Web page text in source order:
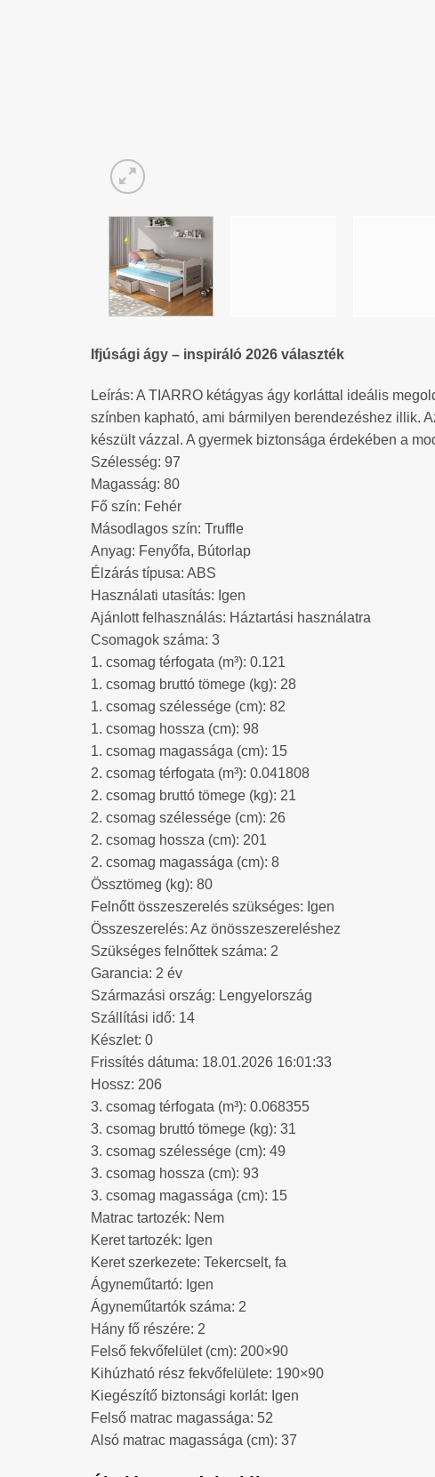
Ifjúsági ágy – inspiráló 2026 választék
Leírás: A TIARRO kétágyas ágy korláttal ideális
színben kapható, ami bármilyen berendezéshez illik.
készült vázzal. A gyermek biztonsága érdekében a
Szélesség: 97
Magasság: 80
Fő szín: Fehér
Másodlagos szín: Truffle
Anyag: Fenyőfa, Bútorlap
Élzárás típusa: ABS
Használati utasítás: Igen
Ajánlott felhasználás: Háztartási használatra
Csomagok száma: 3
1. csomag térfogata (m³): 0.121
1. csomag bruttó tömege (kg): 28
1. csomag szélessége (cm): 82
1. csomag hossza (cm): 98
1. csomag magassága (cm): 15
2. csomag térfogata (m³): 0.041808
2. csomag bruttó tömege (kg): 21
2. csomag szélessége (cm): 26
2. csomag hossza (cm): 201
2. csomag magassága (cm): 8
Össztömeg (kg): 80
Felnőtt összeszerelés szükséges: Igen
Összeszerelés: Az önösszeszereléshez
Szükséges felnőttek száma: 2
Garancia: 2 év
Származási ország: Lengyelország
Szállítási idő: 14
Készlet: 0
Frissítés dátuma: 18.01.2026 16:01:33
Hossz: 206
3. csomag térfogata (m³): 0.068355
3. csomag bruttó tömege (kg): 31
3. csomag szélessége (cm): 49
3. csomag hossza (cm): 93
3. csomag magassága (cm): 15
Matrac tartozék: Nem
Keret tartozék: Igen
Keret szerkezete: Tekercselt, fa
Ágyneműtartó: Igen
Ágyneműtartók száma: 2
Hány fő részére: 2
Felső fekvőfelület (cm): 200×90
Kihúzható rész fekvőfelülete: 190×90
Kiegészítő biztonsági korlát: Igen
Felső matrac magassága: 52
Alsó matrac magassága (cm): 37